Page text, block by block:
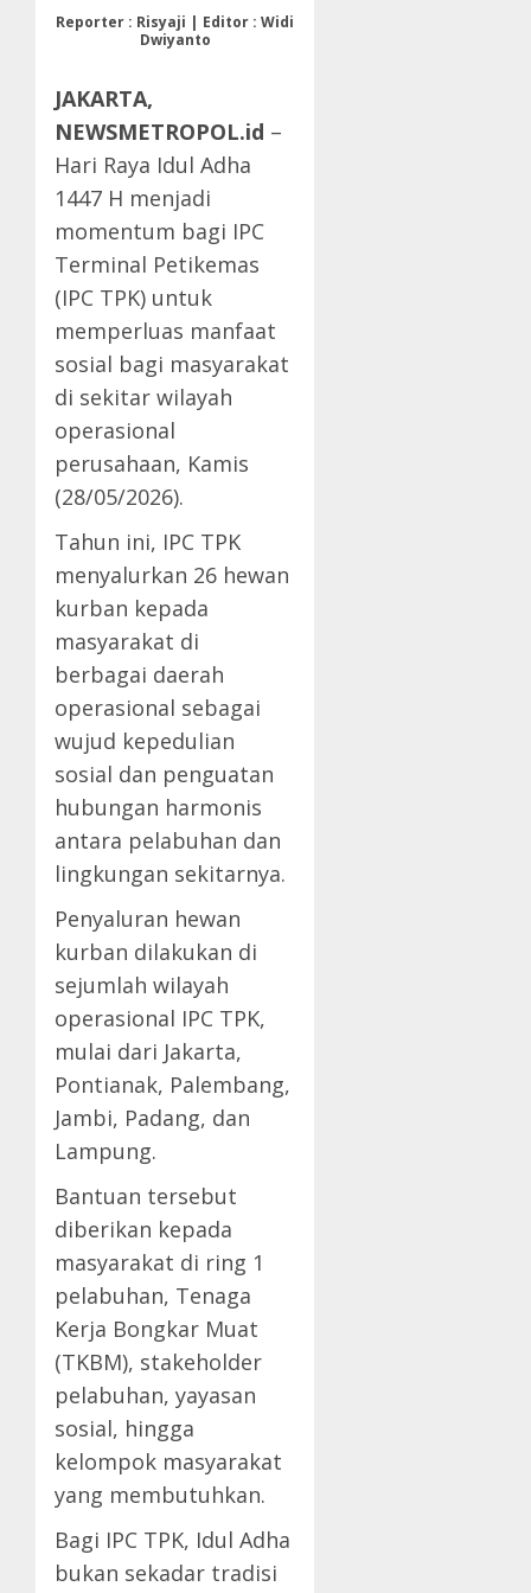
Reporter : Risyaji | Editor : Widi
Dwiyanto
JAKARTA,
NEWSMETROPOL.id –
Hari Raya Idul Adha
1447 H menjadi
momentum bagi IPC
Terminal Petikemas
(IPC TPK) untuk
memperluas manfaat
sosial bagi masyarakat
di sekitar wilayah
operasional
perusahaan, Kamis
(28/05/2026).
Tahun ini, IPC TPK
menyalurkan 26 hewan
kurban kepada
masyarakat di
berbagai daerah
operasional sebagai
wujud kepedulian
sosial dan penguatan
hubungan harmonis
antara pelabuhan dan
lingkungan sekitarnya.
Penyaluran hewan
kurban dilakukan di
sejumlah wilayah
operasional IPC TPK,
mulai dari Jakarta,
Pontianak, Palembang,
Jambi, Padang, dan
Lampung.
Bantuan tersebut
diberikan kepada
masyarakat di ring 1
pelabuhan, Tenaga
Kerja Bongkar Muat
(TKBM), stakeholder
pelabuhan, yayasan
sosial, hingga
kelompok masyarakat
yang membutuhkan.
Bagi IPC TPK, Idul Adha
bukan sekadar tradisi